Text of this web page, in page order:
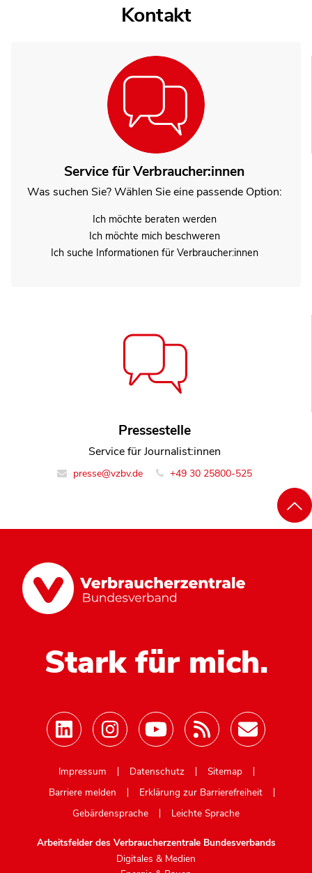
Kontakt
Service für Verbraucher:innen
Was suchen Sie? Wählen Sie eine passende Option:
Ich möchte beraten werden
Ich möchte mich beschweren
Ich suche Informationen für Verbraucher:innen
Pressestelle
Service für Journalist:innen
presse@vzbv.de +49 30 25800-525
Stark für mich.
Impressum
Datenschutz
Sitemap
Barriere melden
Erklärung zur Barrierefreiheit
Gebärdensprache
Leichte Sprache
Arbeitsfelder des Verbraucherzentrale Bundesverbands
Digitales & Medien